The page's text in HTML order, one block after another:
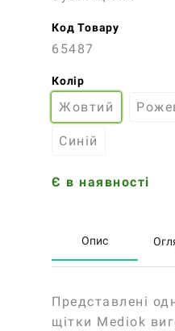
Код Товару
65487
Колір
Жовтий
Синій
Є в наявності
Опис
Представлені
щітки Mediok